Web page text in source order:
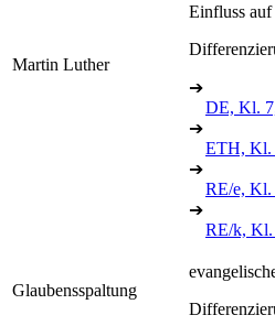
Martin Luther
Einfluss auf
➔
DE, Kl.
➔
ETH, Kl.
➔
RE/e,
➔
RE/k,
Glaubensspaltung